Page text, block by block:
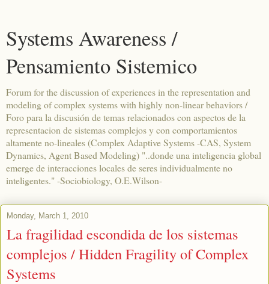
Systems Awareness /
Pensamiento Sistemico
Forum for the discussion of experiences in the representation and
modeling of complex systems with highly non-linear behaviors /
Foro para la discusión de temas relacionados con aspectos de la
representacion de sistemas complejos y con comportamientos
altamente no-lineales (Complex Adaptive Systems -CAS, System
Dynamics, Agent Based Modeling) "..donde una inteligencia global
emerge de interacciones locales de seres individualmente no
inteligentes." -Sociobiology, O.E.Wilson-
Monday, March 1, 2010
La fragilidad escondida de los sistemas
complejos / Hidden Fragility of Complex
Systems